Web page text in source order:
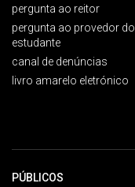
pergunta ao reitor
pergunta ao provedor do
estudante
canal de denúncias
livro amarelo eletrónico
PÚBLICOS